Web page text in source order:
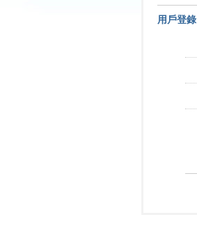
用戶登錄